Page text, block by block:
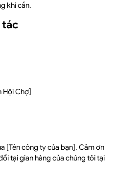
khi cần.
tác
Hội Chợ]
[Tên công ty của bạn]. Cảm ơn
tại gian hàng của chúng tôi tại